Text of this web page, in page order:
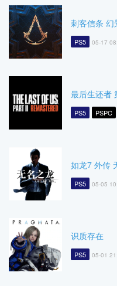
刺客信条 幻
PS5 05-17
最后生还者
PS5 PSPC
如龙7 外传
PS5 05-05
识质存在
PS5 05-01